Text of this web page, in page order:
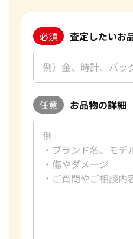
必須 査定したいお
任意 お品物の詳細